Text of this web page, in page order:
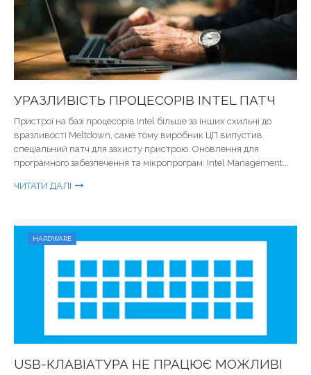
УРАЗЛИВІСТЬ ПРОЦЕСОРІВ INTEL ПАТЧ
Пристрої на базі процесорів Intel більше за інших схильні до
вразливості Meltdown, саме тому виробник ЦП випустив
спеціальний патч для захисту пристрою. Оновлення для
програмного забезпечення та мікропрограм: Intel Management...
ЧИТАТИ ДАЛІ
HARDWARE
USB-КЛАВІАТУРА НЕ ПРАЦЮЄ МОЖЛИВІ